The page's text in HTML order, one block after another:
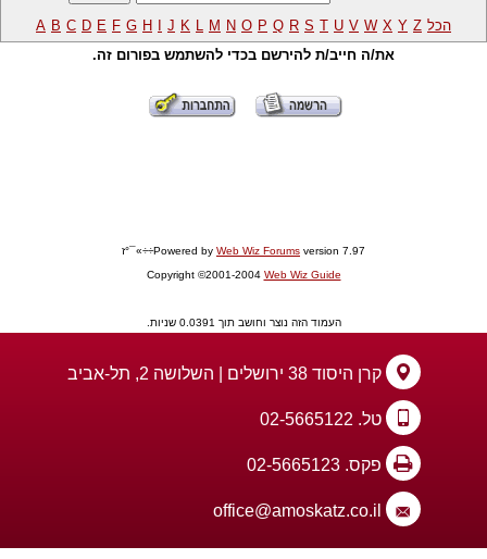
הכל A B C D E F G H J K L M N O P Q R S T U V W X Y Z
את/ה חייב/ת להירשם בכדי להשתמש בפורום זה.
Powered by Web Wiz Forums version 7.97÷÷»¯°ז
Copyright ©2001-2004 Web Wiz Guide
העמוד הזה נוצר וחושב תוך 0.0391 שניות.
קרן היסוד 38 ירושלים | השלושה 2, תל-אביב
טל. 02-5665122
פקס. 02-5665123
office@amoskatz.co.il